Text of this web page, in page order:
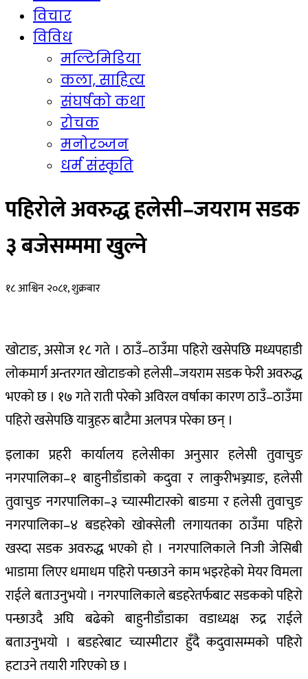
विचार
विविध
मल्टिमिडिया
कला, साहित्य
संघर्षको कथा
रोचक
मनोरञ्जन
धर्म संस्कृति
पहिरोले अवरुद्ध हलेसी–जयराम सडक
३ बजेसम्ममा खुल्ने
१८ आश्विन २०८१, शुक्रबार
खोटाङ, असोज १८ गते । ठाउँ–ठाउँमा पहिरो खसेपछि मध्यपहाडी
लोकमार्ग अन्तरगत खोटाङको हलेसी–जयराम सडक फेरी अवरुद्ध
भएको छ । १७ गते राती परेको अविरल वर्षाका कारण ठाउँ–ठाउँमा
पहिरो खसेपछि यात्रुहरु बाटैमा अलपत्र परेका छन् ।
इलाका प्रहरी कार्यालय हलेसीका अनुसार हलेसी तुवाचुङ
नगरपालिका–१ बाहुनीडाँडाको कदुवा र लाकुरीभञ्ज्याङ, हलेसी
तुवाचुङ नगरपालिका–३ च्यास्मीटारको बाङमा र हलेसी तुवाचुङ
नगरपालिका–४ बडहरेको खोक्सेली लगायतका ठाउँमा पहिरो
खस्दा सडक अवरुद्ध भएको हो । नगरपालिकाले निजी जेसिबी
भाडामा लिएर धमाधम पहिरो पन्छाउने काम भइरहेको मेयर विमला
राईले बताउनुभयो । नगरपालिकाले बडहरेतर्फबाट सडकको पहिरो
पन्छाउदै अघि बढेको बाहुनीडाँडाका वडाध्यक्ष रुद्र राईले
बताउनुभयो । बडहरेबाट च्यास्मीटार हुँदै कदुवासम्मको पहिरो
हटाउने तयारी गरिएको छ ।